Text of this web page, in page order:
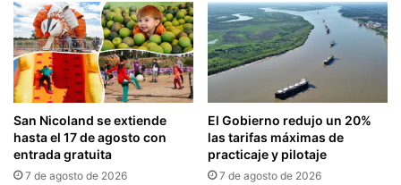
San Nicoland se extiende
hasta el 17 de agosto con
entrada gratuita
7 de agosto de 2026
El Gobierno redujo un 20%
las tarifas máximas de
practicaje y pilotaje
7 de agosto de 2026